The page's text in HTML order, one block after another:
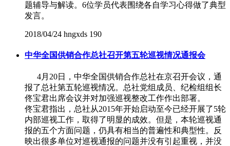
题辅导与解读。6位学员代表围绕各自学习心得做了典型
发言。
2018/04/24 hngxds 190
中华全国供销合作总社召开第五轮巡视情况通报会
4月20日，中华全国供销合作总社在京召开会议，通
报了总社第五轮巡视情况。总社党组成员、纪检组组长
佟宝君出席会议并对加强巡视整改工作作出部署。
佟宝君指出，总社从2015年开始启动至今已经开展了5轮
内部巡视工作，取得了明显的成效。但是，本轮巡视通
报的五个方面问题，仍具有相当的普遍性和典型性。反
映出很多单位对巡视通报的问题并没有引起重视，并没